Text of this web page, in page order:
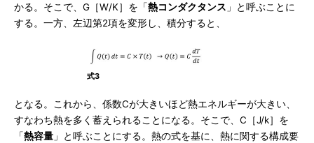
かる。そこで、G［W/K］を「熱コンダクタンス 」と呼ぶことに
する。一方、左辺第2項を変形し、積分すると、
式3
となる。これから、係数Cが大きいほど熱エネルギーが大きい、
すなわち熱を多く蓄えられることになる。そこで、C［J/k］を
「熱容量 」と呼ぶことにする。熱の式を基に、熱に関する構成要